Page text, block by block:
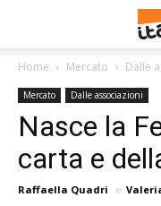
Home Mercato Dalle
Mercato Dalle associazioni
Nasce la
carta e
Raffaella Quadri e